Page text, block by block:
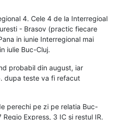
4. Cele 4 de la Interregioal
- Brasov (practic fiecare
in iunie Interregional mai
iulie Buc-Cluj.
probabil din august, iar
dupa teste va fi refacut
perechi pe zi pe relatia Buc-
Express, 3 IC si restul IR.